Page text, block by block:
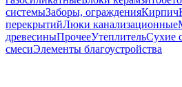
системыЗаборы, огражденияКирпич
перекрытийЛюки канализационные
древесиныПрочееУтеплительСухие
смесиЭлементы благоустройства